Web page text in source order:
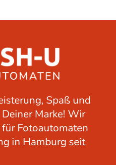
Spaß und
Marke! Wir
Fotoautomaten
in Hamburg seit